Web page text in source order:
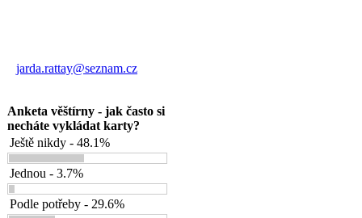
jarda.rattay@seznam.cz
Anketa věštírny - jak často si
necháte vykládat karty?
Ještě nikdy - 48.1%
Jednou - 3.7%
Podle potřeby - 29.6%